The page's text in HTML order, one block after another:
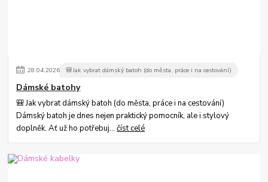
28.04.2026 🎒Jak vybrat dámský batoh (do města, práce i na cestování)
Dámské batohy
🎒 Jak vybrat dámský batoh (do města, práce i na cestování)
Dámský batoh je dnes nejen praktický pomocník, ale i stylový
doplněk. Ať už ho potřebuj...číst celé